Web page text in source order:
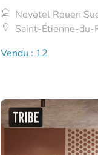
Novotel Rouen
Saint-Étienne-du-
Vendu : 12